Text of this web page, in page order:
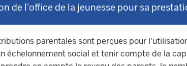
de l'office de la jeunesse pour sa
parentales sont perçues pour
social et tenir compte de la